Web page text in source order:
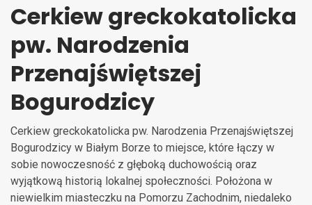
Cerkiew greckokatolicka
pw. Narodzenia
Przenajświętszej
Bogurodzicy
Cerkiew greckokatolicka pw. Narodzenia Przenajświętszej
Bogurodzicy w Białym Borze to miejsce, które łączy w
sobie nowoczesność z głęboką duchowością oraz
wyjątkową historią lokalnej społeczności. Położona w
niewielkim miasteczku na Pomorzu Zachodnim, niedaleko